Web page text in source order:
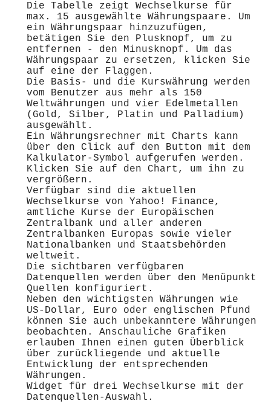
Die Tabelle zeigt Wechselkurse für
max. 15 ausgewählte Währungspaare. Um
ein Währungspaar hinzuzufügen,
betätigen Sie den Plusknopf, um zu
entfernen - den Minusknopf. Um das
Währungspaar zu ersetzen, klicken Sie
auf eine der Flaggen.
Die Basis- und die Kurswährung werden
vom Benutzer aus mehr als 150
Weltwährungen und vier Edelmetallen
(Gold, Silber, Platin und Palladium)
ausgewählt.
Ein Währungsrechner mit Charts kann
über den Click auf den Button mit dem
Kalkulator-Symbol aufgerufen werden.
Klicken Sie auf den Chart, um ihn zu
vergrößern.
Verfügbar sind die aktuellen
Wechselkurse von Yahoo! Finance,
amtliche Kurse der Europäischen
Zentralbank und aller anderen
Zentralbanken Europas sowie vieler
Nationalbanken und Staatsbehörden
weltweit.
Die sichtbaren verfügbaren
Datenquellen werden über den Menüpunkt
Quellen konfiguriert.
Neben den wichtigsten Währungen wie
US-Dollar, Euro oder englischen Pfund
können Sie auch unbekanntere Währungen
beobachten. Anschauliche Grafiken
erlauben Ihnen einen guten Überblick
über zurückliegende und aktuelle
Entwicklung der entsprechenden
Währungen.
Widget für drei Wechselkurse mit der
Datenquellen-Auswahl.